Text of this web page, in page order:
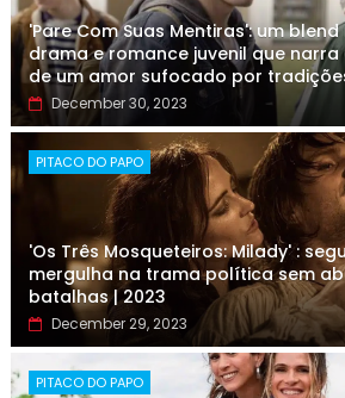
'Pare Com Suas Mentiras': um
drama e romance juvenil que
de um amor sufocado por
December 30, 2023
PITACO DO PAPO
'Os Três Mosqueteiros: Milady' :
mergulha na trama política sem
batalhas | 2023
December 29, 2023
PITACO DO PAPO